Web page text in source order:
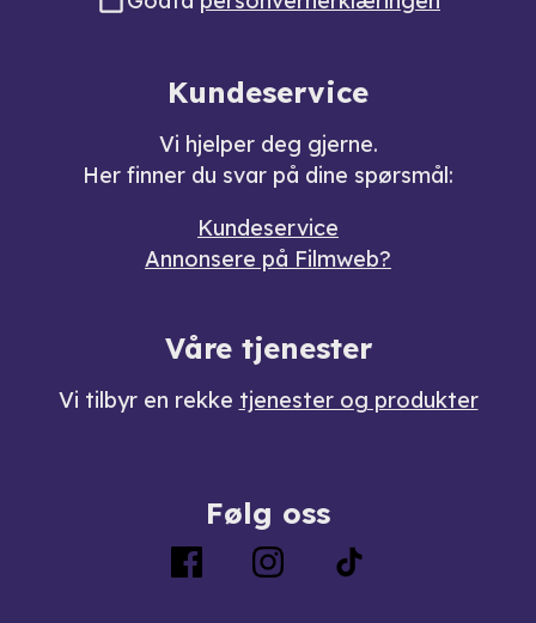
Kundeservice
Vi hjelper deg gjerne.
Her finner du svar på dine spørsmål:
Kundeservice
Annonsere på Filmweb?
Våre tjenester
Vi tilbyr en rekke tjenester og produkter
Følg oss